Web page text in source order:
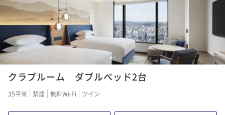
2名
1 2
クラブルーム ダブルベッド2台
35平米 禁煙 無料Wi-Fi ツイン